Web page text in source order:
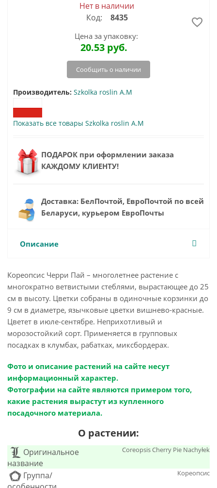
Нет в наличии
Код:
8435
Цена за упаковку:
20.53руб.
Сообщить о наличии
Производитель: Szkolka roslin A.M
Показать все товары Szkolka roslin A.M
ПОДАРОК при оформлении заказа
КАЖДОМУ КЛИЕНТУ!
Доставка: БелПочтой, ЕвроПочтой по всей
Беларуси, курьером ЕвроПочты
Описание
Кореопсис Черри Пай – многолетнее растение с
многократно ветвистыми стеблями, вырастающее до 25
см в высоту. Цветки собраны в одиночные корзинки до
9 см в диаметре, язычковые цветки вишнево-красные.
Цветет в июле-сентябре. Неприхотливый и
морозостойкий сорт. Применяется в групповых
посадках в клумбах, рабатках, миксбордерах.
Фото и описание растений на сайте несут
информационный характер.
Фотографии на сайте являются примером того,
какие растения вырастут из купленного
посадочного материала.
О растении:
Оригинальное
название
Coreopsis Cherry Pie Nachyłek
Группа/
Кореопсис